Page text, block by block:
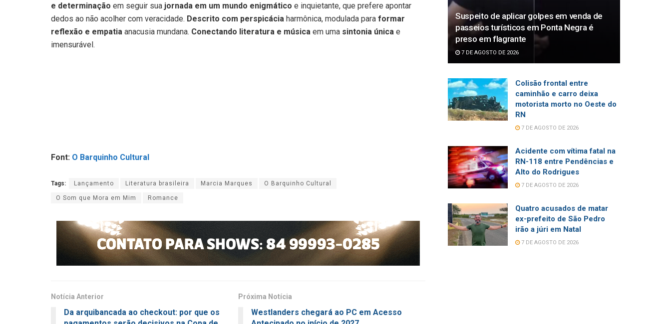
e determinação em seguir sua jornada em um mundo enigmático e inquietante, que prefere apontar
dedos ao não acolher com veracidade. Descrito com perspicácia harmônica, modulada para formar
reflexão e empatia anacusia mundana. Conectando literatura e música em uma sintonia única e
imensurável.
Font: O Barquinho Cultural
Tags: Lançamento Literatura brasileira Marcia Marques O Barquinho Cultural
O Som que Mora em Mim Romance
Notícia Anterior
Da arquibancada ao checkout: por que os
Próxima Notícia
Westlanders chegará ao PC em Acesso
Suspeito de aplicar golpes em venda de
passeios turísticos em Ponta Negra é
preso em flagrante
7 DE AGOSTO DE 2026
Colisão frontal entre
caminhão e carro deixa
motorista morto no Oeste do
RN
7 DE AGOSTO DE 2026
Acidente com vítima fatal na
RN-118 entre Pendências e
Alto do Rodrigues
7 DE AGOSTO DE 2026
Quatro acusados de matar
ex-prefeito de São Pedro
irão a júri em Natal
7 DE AGOSTO DE 2026